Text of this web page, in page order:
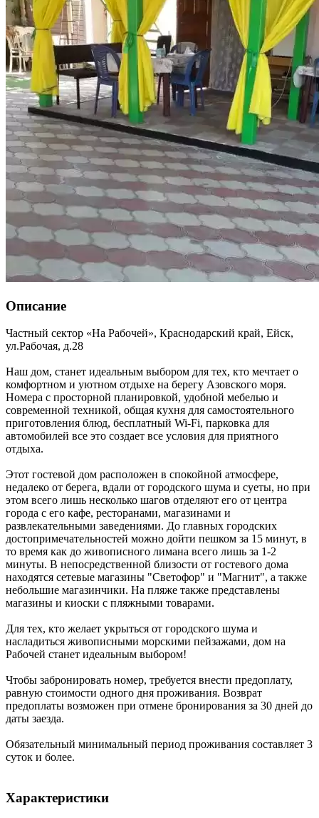
Описание
Частный сектор «На Рабочей», Краснодарский край, Ейск,
ул.Рабочая, д.28
Наш дом, станет идеальным выбором для тех, кто мечтает о
комфортном и уютном отдыхе на берегу Азовского моря.
Номера с просторной планировкой, удобной мебелью и
современной техникой, общая кухня для самостоятельного
приготовления блюд, бесплатный Wi-Fi, парковка для
автомобилей все это создает все условия для приятного
отдыха.
Этот гостевой дом расположен в спокойной атмосфере,
недалеко от берега, вдали от городского шума и суеты, но при
этом всего лишь несколько шагов отделяют его от центра
города с его кафе, ресторанами, магазинами и
развлекательными заведениями. До главных городских
достопримечательностей можно дойти пешком за 15 минут, в
то время как до живописного лимана всего лишь за 1-2
минуты. В непосредственной близости от гостевого дома
находятся сетевые магазины "Светофор" и "Магнит", а также
небольшие магазинчики. На пляже также представлены
магазины и киоски с пляжными товарами.
Для тех, кто желает укрыться от городского шума и
насладиться живописными морскими пейзажами, дом на
Рабочей станет идеальным выбором!
Чтобы забронировать номер, требуется внести предоплату,
равную стоимости одного дня проживания. Возврат
предоплаты возможен при отмене бронирования за 30 дней до
даты заезда.
Обязательный минимальный период проживания составляет 3
суток и более.
Характеристики